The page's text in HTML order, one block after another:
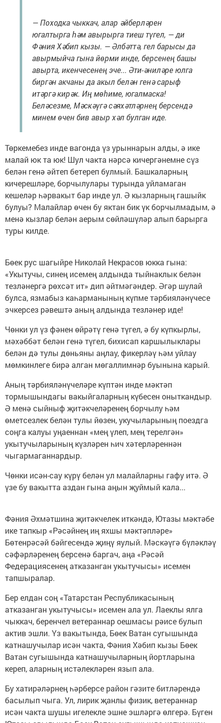
— Походка чыккач, алар әйберләрен
югалтырга һәм авырырга тиеш түгел, — ди
Фәния Хәбип кызы. — Әлбәттә, гел барысы да
авырмыйча гына йөрми инде, берсенең башы
авырта, икенчесенең эче... Әти-әниләре юлга
биргән акчаны да акыл белән генә сарыф
итәргә кирәк. Иң мөһиме, югалмаска!
Беләсезме, Мәскәүгә сәяхәтләрнең берсендә
минем өчен бив авыр хәл булган иде.
Төркемебез инде вагонда үз урыннарын алды, ә ике
малай юк та юк! Шул чакта нәрсә кичергәнемне сүз
белән генә әйтеп бетереп булмый. Башкаларның
кичерешләре, борчылулары турында уйламаган
кешеләр һәрвакыт бар инде ул. Ә кызларның гашыйк
булуы? Малайлар өчен бу яктан бик үк борчылмадым, ә
менә кызлар белән аерым сөйләшүләр алып барырга
туры килде.
Бөек рус шагыйре Николай Некрасов юкка гына:
«Укытучы, синең исемең алдында тыйнаклык белән
тезләнергә рөхсәт ит» дип әйтмәгәндер. Әгәр шулай
булса, язмабыз каһарманының күпме тәрбияләнүчесе
эчкерсез рәвештә аның алдында тезләнер иде!
Чөнки ул үз фәнен өйрәтү генә түгел, ә бу күпкырлы,
мәхәббәт белән генә түгел, бихисап каршылыклары
белән дә тулы дөньяны аңлау, фикерләү һәм уйлау
мөмкинлеге бирә алган мөгаллимнәр буынына карый.
Аның тәрбияләнүчеләре күптән инде мәктәп
тормышындагы вакыйгаларның күбесен оныткандыр.
Ә менә сыйныф җитәкчеләренең борчылу һәм
өметсезлек белән тулы йөзен, укучыларының поездга
соңга калуы уңаеннан «мең үлеп, мең терелгән»
укытучыларының күзләрен һич хәтерләреннән
чыгармаганнардыр.
Чөнки исән-сау күрү белән ул малайларны гафу итә. Ә
үзе бу вакытта аздан гына аңын җуймый кала...
Фәния Әхмәтшина җитәкчелек иткәндә, Ютазы мәктәбе
ике тапкыр «Рәсәйнең иң яхшы мәктәпләре»
Бөтенрәсәй бәйгесендә җиңү яулый. Мәскәүгә бүләкләү
сәфәрләренең берсенә баргач, аңа «Рәсәй
Федерациясенең атказанган укытучысы» исемен
тапшыралар.
Бер елдан соң «Татарстан Республикасының
атказанган укытучысы» исемен ала ул. Лаеклы ялга
чыккач, беренчел ветераннар оешмасы рәисе булып
актив эшли. Үз вакытында, Бөек Ватан сугышында
катнашучылар исән чакта, Фәния Хәбип кызы Бөек
Ватан сугышында катнашучыларның йортларына
кереп, аларның истәлекләрен язып ала.
Бу хатирәләрнең һәрберсе район гәзите битләрендә
басылып чыга. Ул, лирик җанлы физик, ветераннар
исән чакта шушы игелекле эшне эшләргә өлгерә. Бүген